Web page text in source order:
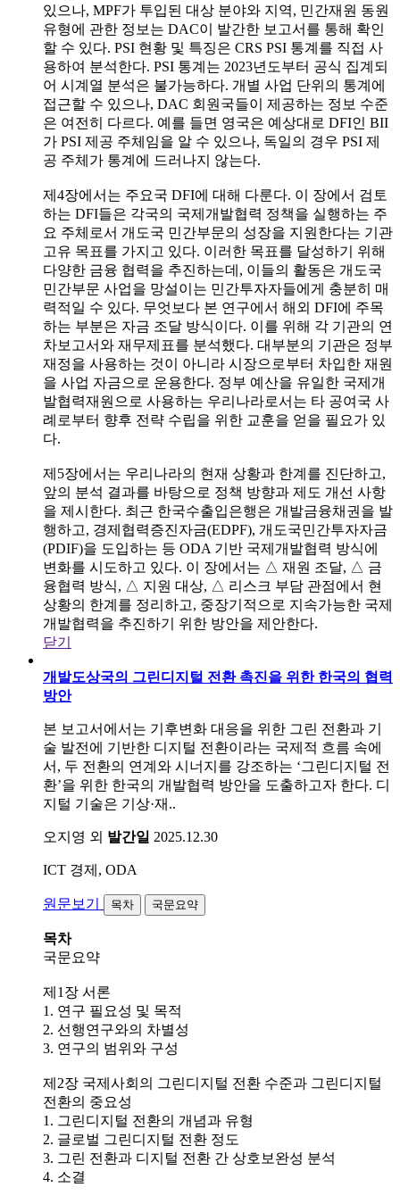
있으나, MPF가 투입된 대상 분야와 지역, 민간재원 동원
유형에 관한 정보는 DAC이 발간한 보고서를 통해 확인
할 수 있다. PSI 현황 및 특징은 CRS PSI 통계를 직접 사
용하여 분석한다. PSI 통계는 2023년도부터 공식 집계되
어 시계열 분석은 불가능하다. 개별 사업 단위의 통계에
접근할 수 있으나, DAC 회원국들이 제공하는 정보 수준
은 여전히 다르다. 예를 들면 영국은 예상대로 DFI인 BII
가 PSI 제공 주체임을 알 수 있으나, 독일의 경우 PSI 제
공 주체가 통계에 드러나지 않는다.
제4장에서는 주요국 DFI에 대해 다룬다. 이 장에서 검토
하는 DFI들은 각국의 국제개발협력 정책을 실행하는 주
요 주체로서 개도국 민간부문의 성장을 지원한다는 기관
고유 목표를 가지고 있다. 이러한 목표를 달성하기 위해
다양한 금융 협력을 추진하는데, 이들의 활동은 개도국
민간부문 사업을 망설이는 민간투자자들에게 충분히 매
력적일 수 있다. 무엇보다 본 연구에서 해외 DFI에 주목
하는 부분은 자금 조달 방식이다. 이를 위해 각 기관의 연
차보고서와 재무제표를 분석했다. 대부분의 기관은 정부
재정을 사용하는 것이 아니라 시장으로부터 차입한 재원
을 사업 자금으로 운용한다. 정부 예산을 유일한 국제개
발협력재원으로 사용하는 우리나라로서는 타 공여국 사
례로부터 향후 전략 수립을 위한 교훈을 얻을 필요가 있
다.
제5장에서는 우리나라의 현재 상황과 한계를 진단하고,
앞의 분석 결과를 바탕으로 정책 방향과 제도 개선 사항
을 제시한다. 최근 한국수출입은행은 개발금융채권을 발
행하고, 경제협력증진자금(EDPF), 개도국민간투자자금
(PDIF)을 도입하는 등 ODA 기반 국제개발협력 방식에
변화를 시도하고 있다. 이 장에서는 △ 재원 조달, △ 금
융협력 방식, △ 지원 대상, △ 리스크 부담 관점에서 현
상황의 한계를 정리하고, 중장기적으로 지속가능한 국제
개발협력을 추진하기 위한 방안을 제안한다.
닫기
개발도상국의 그린디지털 전환 촉진을 위한 한국의 협력
방안
본 보고서에서는 기후변화 대응을 위한 그린 전환과 기
술 발전에 기반한 디지털 전환이라는 국제적 흐름 속에
서, 두 전환의 연계와 시너지를 강조하는 ‘그린디지털 전
환’을 위한 한국의 개발협력 방안을 도출하고자 한다. 디
지털 기술은 기상·재..
오지영 외 발간일 2025.12.30
ICT 경제, ODA
원문보기 목차 국문요약
목차
국문요약
제1장 서론
1. 연구 필요성 및 목적
2. 선행연구와의 차별성
3. 연구의 범위와 구성
제2장 국제사회의 그린디지털 전환 수준과 그린디지털
전환의 중요성
1. 그린디지털 전환의 개념과 유형
2. 글로벌 그린디지털 전환 정도
3. 그린 전환과 디지털 전환 간 상호보완성 분석
4. 소결